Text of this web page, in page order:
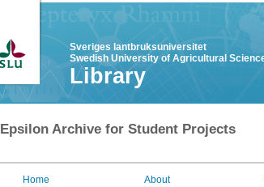
Sveriges lantbruksuniversitet
Swedish University of Agricultural
Library
Epsilon Archive for Student Projects
Home About